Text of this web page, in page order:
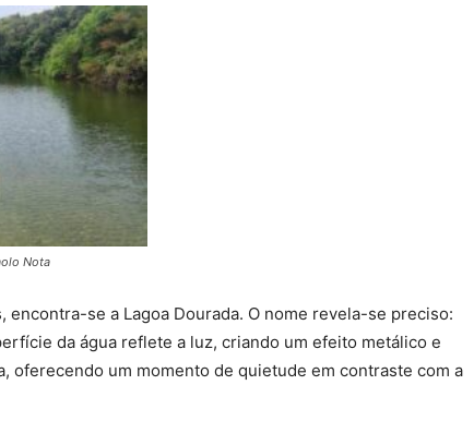
Nota
se a Lagoa Dourada. O nome revela-se preciso:
da água reflete a luz, criando um efeito metálico e
oferecendo um momento de quietude em contraste com a